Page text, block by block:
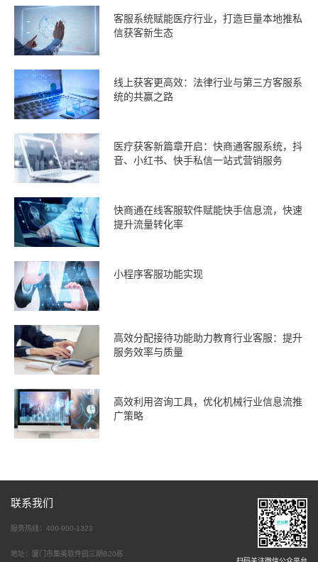
客服系统赋能医疗行业，打造巨量本地推私
信获客新生态
线上获客更高效：法律行业与第三方客服系
统的共赢之路
医疗获客新篇章开启：快商通客服系统，抖
音、小红书、快手私信一站式营销服务
快商通在线客服软件赋能快手信息流，快速
提升流量转化率
小程序客服功能实现
高效分配接待功能助力教育行业客服：提升
服务效率与质量
高效利用咨询工具，优化机械行业信息流推
广策略
联系我们
服务热线：400-900-1323
地址：厦门市集美软件园三期B20栋